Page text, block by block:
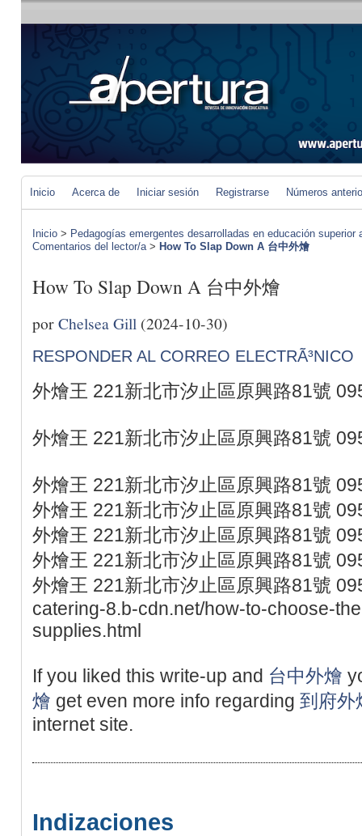
Inicio Acerca de Iniciar sesión Registrarse Números
Inicio > Pedagogías emergentes desarrolladas en educación
Comentarios del lector/a> How To Slap Down A 台中外燴
How To Slap Down A 台中外燴
porChelsea Gill (2024-10-30)
RESPONDER AL CORREO ELECTRÃ³NICO
外燴王 221新北市汐止區原興路81號
外燴王 221新北市汐止區原興路81號
外燴王 221新北市汐止區原興路81號
外燴王 221新北市汐止區原興路81號
外燴王 221新北市汐止區原興路81號
外燴王 221新北市汐止區原興路81號
外燴王 221新北市汐止區原興路81號
catering-8.b-cdn.net/how-to-choose-
supplies.html
If you liked this write-up and 台中外燴
燴 get even more info regarding 到府外
internet site.
Indizaciones